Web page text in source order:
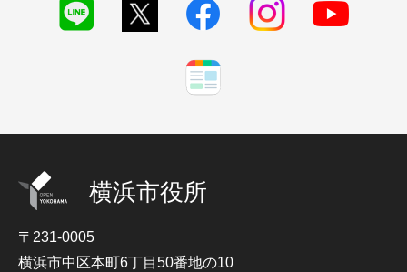
横浜市役所
〒231-0005
横浜市中区本町6丁目50番地の10